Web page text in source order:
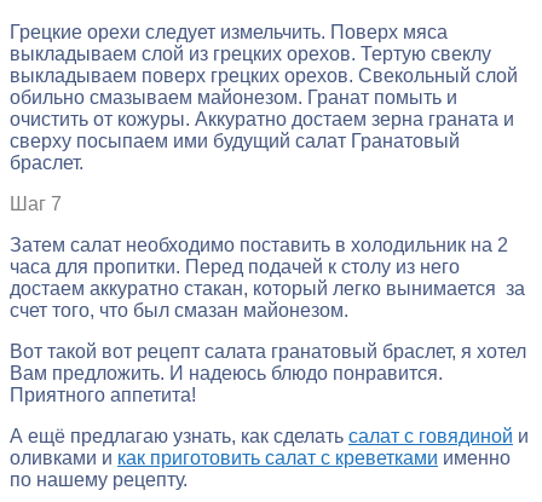
Грецкие орехи следует измельчить. Поверх мяса
выкладываем слой из грецких орехов. Тертую свеклу
выкладываем поверх грецких орехов. Свекольный слой
обильно смазываем майонезом. Гранат помыть и
очистить от кожуры. Аккуратно достаем зерна граната и
сверху посыпаем ими будущий салат Гранатовый
браслет.
Шаг 7
Затем салат необходимо поставить в холодильник на 2
часа для пропитки. Перед подачей к столу из него
достаем аккуратно стакан, который легко вынимается за
счет того, что был смазан майонезом.
Вот такой вот рецепт салата гранатовый браслет, я хотел
Вам предложить. И надеюсь блюдо понравится.
Приятного аппетита!
А ещё предлагаю узнать, как сделать салат с говядиной и
оливками и как приготовить салат с креветками именно
по нашему рецепту.